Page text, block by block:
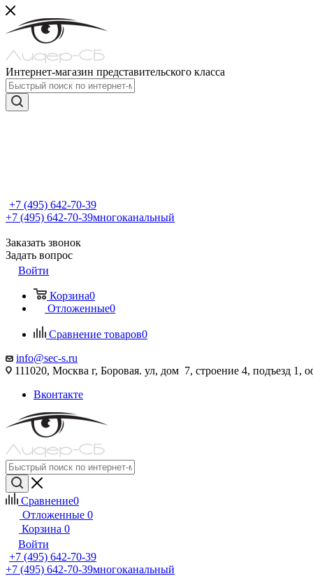
Интернет-магазин представительского класса
+7 (495) 642-70-39
+7 (495) 642-70-39многоканальный
Заказать звонок
Задать вопрос
Войти
Корзина0
Отложенные0
Сравнение товаров0
info@sec-s.ru
111020, Москва г, Боровая. ул, дом 7, строение 4, подъезд 1,
Вконтакте
Сравнение0
Отложенные 0
Корзина 0
Войти
+7 (495) 642-70-39
+7 (495) 642-70-39многоканальный